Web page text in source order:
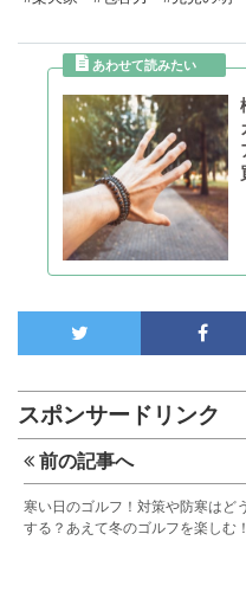
スポンサードリンク
前の記事へ
寒い日のゴルフ！対策や防寒はどう
する？あえて冬のゴルフを楽しむ！